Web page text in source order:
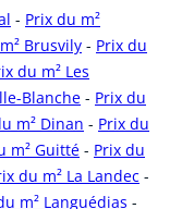
- Prix du m²
Brusvily - Prix du
du m² Les
Blanche - Prix du
m² Dinan - Prix du
m² Guitté - Prix du
du m² La Landec -
m² Languédias -